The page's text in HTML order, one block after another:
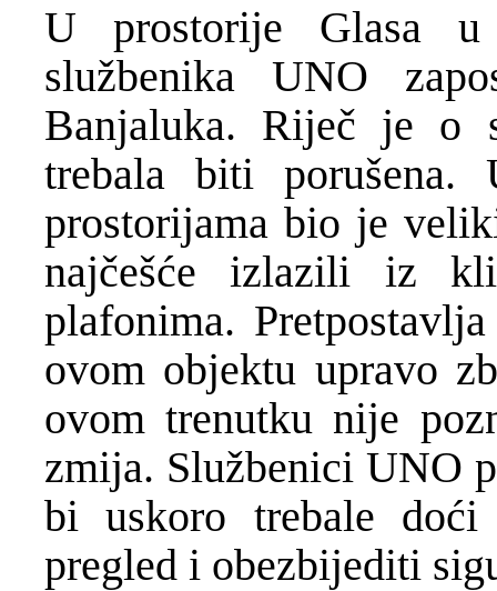
U prostorije Glasa
službenika UNO
Banjaluka. Riječ je o
trebala biti
prostorijama bio je
najčešće izlazili iz
plafonima.
ovom objektu upravo
ovom trenutku nije
zmija. Službenici UNO
bi uskoro trebale
pregled i obezbijediti